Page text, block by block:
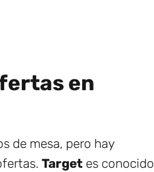
en
de mesa, pero hay
Target es conocido